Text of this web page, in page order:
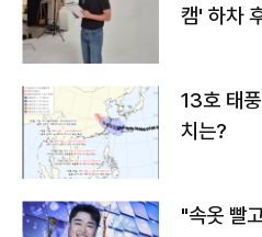
캠' 하차
13호 태
치는?
"속옷 빨